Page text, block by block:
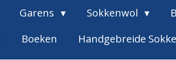
Garens Sokkenwol
Boeken Handgebreide